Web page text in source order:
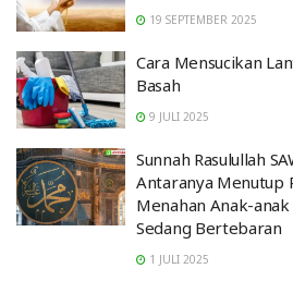
19 SEPTEMBER 2025
Cara Mensucikan
Basah
9 JULI 2025
Sunnah Rasulullah
Antaranya Menutup
Menahan Anak-
Sedang Bertebaran
1 JULI 2025